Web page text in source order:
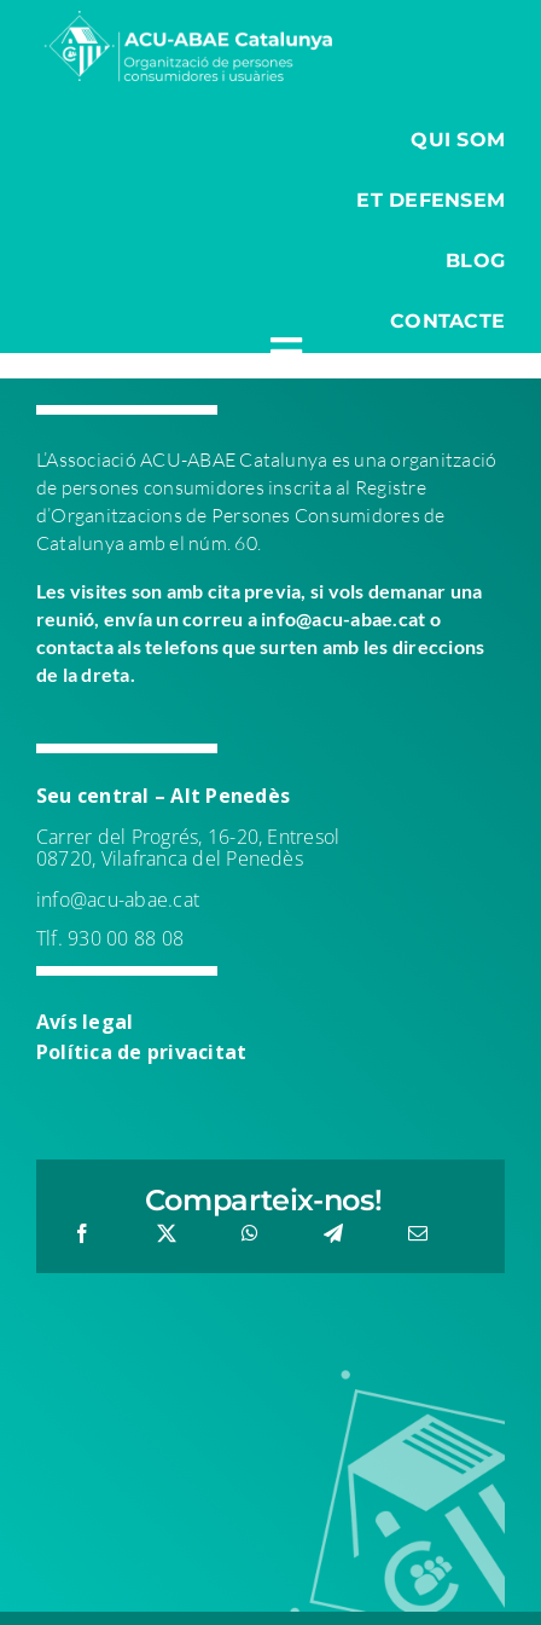
contenido
QUI SOM
ET DEFENSEM
BLOG
CONTACTE
L’Associació ACU-ABAE Catalunya es una organització
de persones consumidores inscrita al Registre
d’Organitzacions de Persones Consumidores de
Catalunya amb el núm. 60.
Les visites son amb cita previa, si vols demanar una
reunió, envía un correu a info@acu-abae.cat o
contacta als telefons que surten amb les direccions
de la dreta.
Seu central – Alt Penedès
Carrer del Progrés, 16-20, Entresol
08720, Vilafranca del Penedès
info@acu-abae.cat
Tlf. 930 00 88 08
Avís legal
Política de privacitat
Comparteix-nos!